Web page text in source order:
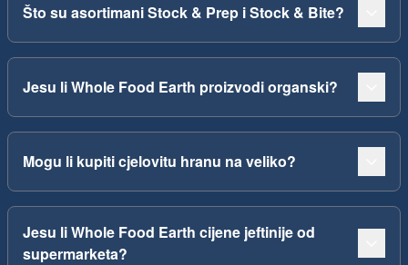
Što su asortimani Stock & Prep i Stock & Bite?
Jesu li Whole Food Earth proizvodi organski?
Mogu li kupiti cjelovitu hranu na veliko?
Jesu li Whole Food Earth cijene jeftinije od
supermarketa?